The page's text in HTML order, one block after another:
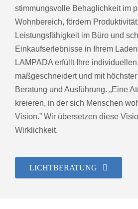
stimmungsvolle Behaglichkeit im
Wohnbereich, fördern
Leistungsfähigkeit im Büro und
Einkaufserlebnisse in Ihrem
LAMPADA erfüllt Ihre
maßgeschneidert und mit
Beratung und Ausführung. „Eine
kreieren, in der sich Menschen
Vision.” Wir übersetzen diese
Wirklichkeit.
LICHTBERATUNG